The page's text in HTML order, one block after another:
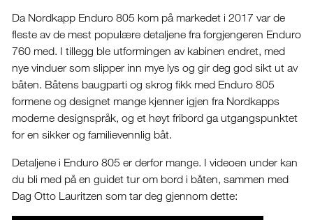
Da Nordkapp Enduro 805 kom på markedet i 2017 var de
fleste av de mest populære detaljene fra forgjengeren Enduro
760 med. I tillegg ble utformingen av kabinen endret, med
nye vinduer som slipper inn mye lys og gir deg god sikt ut av
båten. Båtens baugparti og skrog fikk med Enduro 805
formene og designet mange kjenner igjen fra Nordkapps
moderne designspråk, og et høyt fribord ga utgangspunktet
for en sikker og familievennlig båt.
Detaljene i Enduro 805 er derfor mange. I videoen under kan
du bli med på en guidet tur om bord i båten, sammen med
Dag Otto Lauritzen som tar deg gjennom dette: